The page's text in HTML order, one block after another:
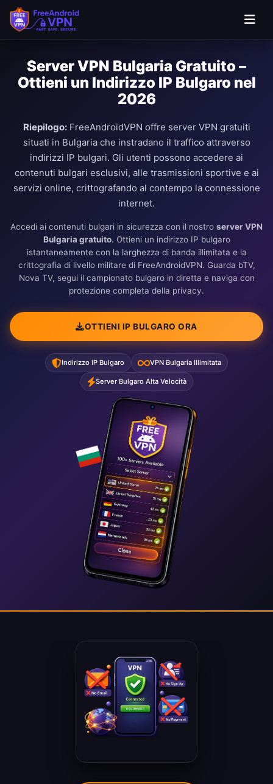
Server VPN Bulgaria Gratuito –
Ottieni un Indirizzo IP Bulgaro nel
2026
Riepilogo:FreeAndroidVPN offre server VPN gratuiti
situati in Bulgaria che instradano il traffico attraverso
indirizzi IP bulgari. Gli utenti possono accedere ai
contenuti bulgari esclusivi, alle trasmissioni sportive e ai
servizi online, crittografando al contempo la connessione
internet.
Accedi ai contenuti bulgari in sicurezza con il nostro server VPN
Bulgaria gratuito. Ottieni un indirizzo IP bulgaro
istantaneamente con la larghezza di banda illimitata e la
crittografia di livello militare di FreeAndroidVPN. Guarda bTV,
Nova TV, segui il campionato bulgaro in diretta e naviga con
protezione completa della privacy.
OTTIENI IP BULGARO ORA
Indirizzo IP Bulgaro VPN Bulgaria Illimitata
Server Bulgaro Alta Velocità